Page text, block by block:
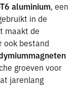
aluminium, een
in de
maakt de
ook bestand
groeven voor
jarenlang